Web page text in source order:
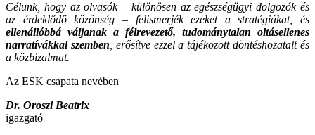
Célunk, hogy az olvasók – különösen az egészségügyi dolgozók és
az érdeklődő közönség – felismerjék ezeket a stratégiákat, és
ellenállóbbá váljanak a félrevezető, tudománytalan oltásellenes
narratívákkal szemben, erősítve ezzel a tájékozott döntéshozatalt és
a közbizalmat.
Az ESK csapata nevében
Dr. Oroszi Beatrix
igazgató